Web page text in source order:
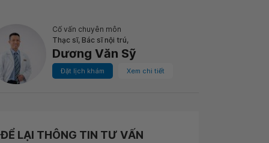
Cố vấn chuyên môn
Thạc sĩ, Bác sĩ nội trú,
Dương Văn Sỹ
Đặt lịch khám Xem chi tiết
ĐỂ LẠI THÔNG TIN TƯ VẤN